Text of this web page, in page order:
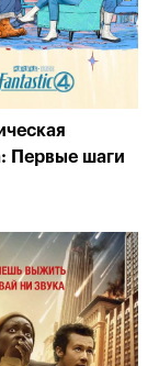
Первые шаги